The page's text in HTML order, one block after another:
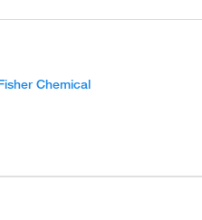
Chemical